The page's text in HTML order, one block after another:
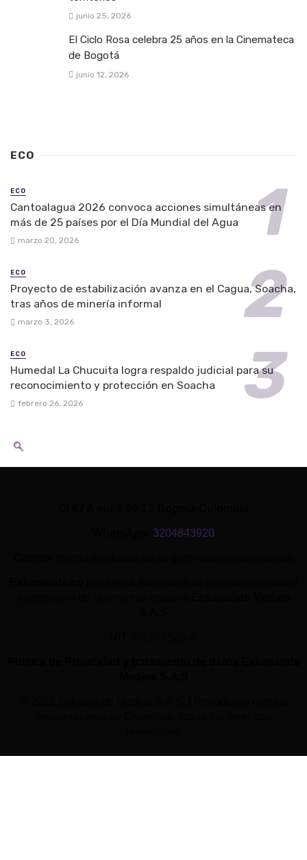
junio 25, 2026
El Ciclo Rosa celebra 25 años en la Cinemateca
de Bogotá
junio 12, 2026
ECO
ECO
Cantoalagua 2026 convoca acciones simultáneas en
más de 25 países por el Día Mundial del Agua
marzo 20, 2026
ECO
Proyecto de estabilización avanza en el Cagua, Soacha,
tras años de minería informal
marzo 3, 2026
ECO
Humedal La Chucuita logra respaldo judicial para su
reconocimiento y protección en Soacha
febrero 26, 2026
3204843920